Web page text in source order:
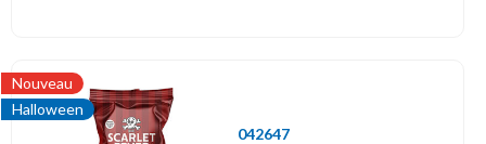
Nouveau
Halloween
042647